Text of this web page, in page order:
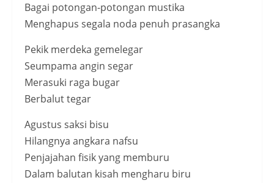
Bagai potongan-potongan mustika
Menghapus segala noda penuh prasangka
Pekik merdeka gemelegar
Seumpama angin segar
Merasuki raga bugar
Berbalut tegar
Agustus saksi bisu
Hilangnya angkara nafsu
Penjajahan fisik yang memburu
Dalam balutan kisah mengharu biru